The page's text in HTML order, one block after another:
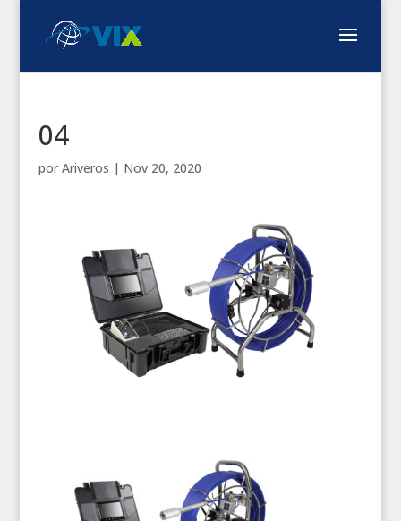
04
por Ariveros | Nov 20, 2020